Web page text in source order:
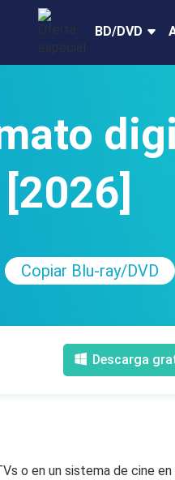
BD/DVD
Copiar Blu-ray/DVD
Descarga
o en un sistema de cine